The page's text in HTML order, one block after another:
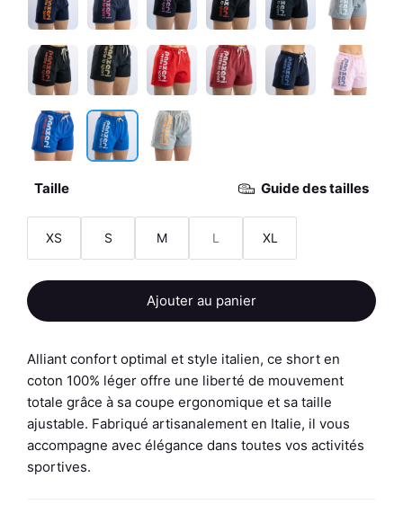
Taille Guide des tailles
XS S M L XL
quantité
de
Femme
-
Uni
A
-
Bleu
Ajouter au panier
Alliant confort optimal et style italien, ce short en
coton 100% léger offre une liberté de mouvement
totale grâce à sa coupe ergonomique et sa taille
ajustable. Fabriqué artisanalement en Italie, il vous
accompagne avec élégance dans toutes vos activités
sportives.